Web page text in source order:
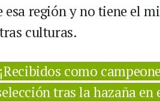
región y no tiene el
culturas.
¡Recibidos como
tras la hazaña